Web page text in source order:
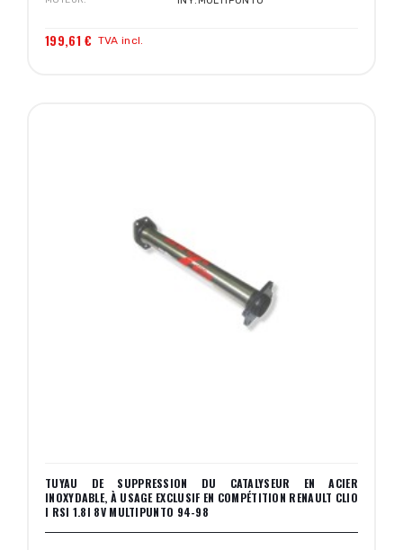
199,61 € TVA incl.
TUYAU DE SUPPRESSION DU CATALYSEUR EN ACIER
INOXYDABLE, À USAGE EXCLUSIF EN COMPÉTITION RENAULT CLIO
I RSI 1.8I 8V MULTIPUNTO 94-98